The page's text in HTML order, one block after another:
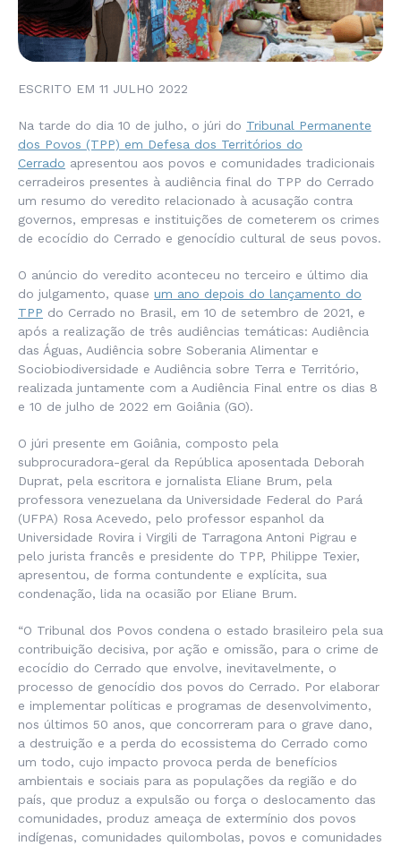
ESCRITO EM 11 JULHO 2022
Na tarde do dia 10 de julho, o júri do Tribunal Permanente
dos Povos (TPP) em Defesa dos Territórios do
Cerrado apresentou aos povos e comunidades tradicionais
cerradeiros presentes à audiência final do TPP do Cerrado
um resumo do veredito relacionado à acusação contra
governos, empresas e instituições de cometerem os crimes
de ecocídio do Cerrado e genocídio cultural de seus povos.
O anúncio do veredito aconteceu no terceiro e último dia
do julgamento, quase um ano depois do lançamento do
TPP do Cerrado no Brasil, em 10 de setembro de 2021, e
após a realização de três audiências temáticas: Audiência
das Águas, Audiência sobre Soberania Alimentar e
Sociobiodiversidade e Audiência sobre Terra e Território,
realizada juntamente com a Audiência Final entre os dias 8
e 10 de julho de 2022 em Goiânia (GO).
O júri presente em Goiânia, composto pela
subprocuradora-geral da República aposentada Deborah
Duprat, pela escritora e jornalista Eliane Brum, pela
professora venezuelana da Universidade Federal do Pará
(UFPA) Rosa Acevedo, pelo professor espanhol da
Universidade Rovira i Virgili de Tarragona Antoni Pigrau e
pelo jurista francês e presidente do TPP, Philippe Texier,
apresentou, de forma contundente e explícita, sua
condenação, lida na ocasião por Eliane Brum.
“O Tribunal dos Povos condena o estado brasileiro pela sua
contribuição decisiva, por ação e omissão, para o crime de
ecocídio do Cerrado que envolve, inevitavelmente, o
processo de genocídio dos povos do Cerrado. Por elaborar
e implementar políticas e programas de desenvolvimento,
nos últimos 50 anos, que concorreram para o grave dano,
a destruição e a perda do ecossistema do Cerrado como
um todo, cujo impacto provoca perda de benefícios
ambientais e sociais para as populações da região e do
país, que produz a expulsão ou força o deslocamento das
comunidades, produz ameaça de extermínio dos povos
indígenas, comunidades quilombolas, povos e comunidades